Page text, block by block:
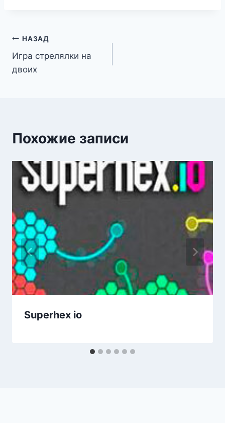
Навигация
по
НАЗАД
Игра стрелялки на
двоих
Похожие записи
Superhex io